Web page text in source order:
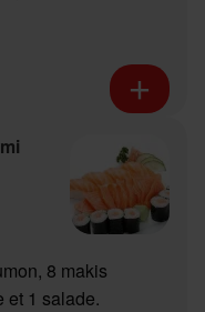
8 makis
et 1 salade.